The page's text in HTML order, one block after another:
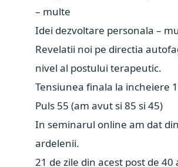
– multe
Idei dezvoltare personala –
Revelatii noi pe directia
nivel al postului terapeutic.
Tensiunea finala la incheiere
Puls 55 (am avut si 85 si 45)
In seminarul online am dat
ardelenii.
21 de zile din acest post de